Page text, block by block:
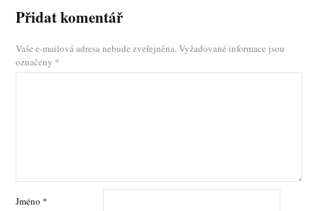
Přidat komentář
Vaše e-mailová adresa nebude zveřejněna.Vyžadované informace jsou
označeny *
Jméno *